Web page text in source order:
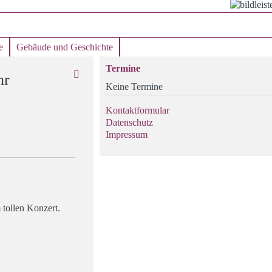
Gebäude und Geschichte
tollen Konzert.
Termine
Keine Termine
Kontaktformular
Datenschutz
Impressum